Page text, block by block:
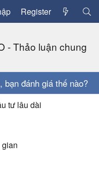
Register
- Thảo luận chung
đánh giá thế nào?
tư lâu dài